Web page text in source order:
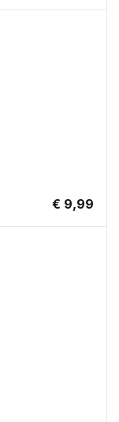
€ 9,99